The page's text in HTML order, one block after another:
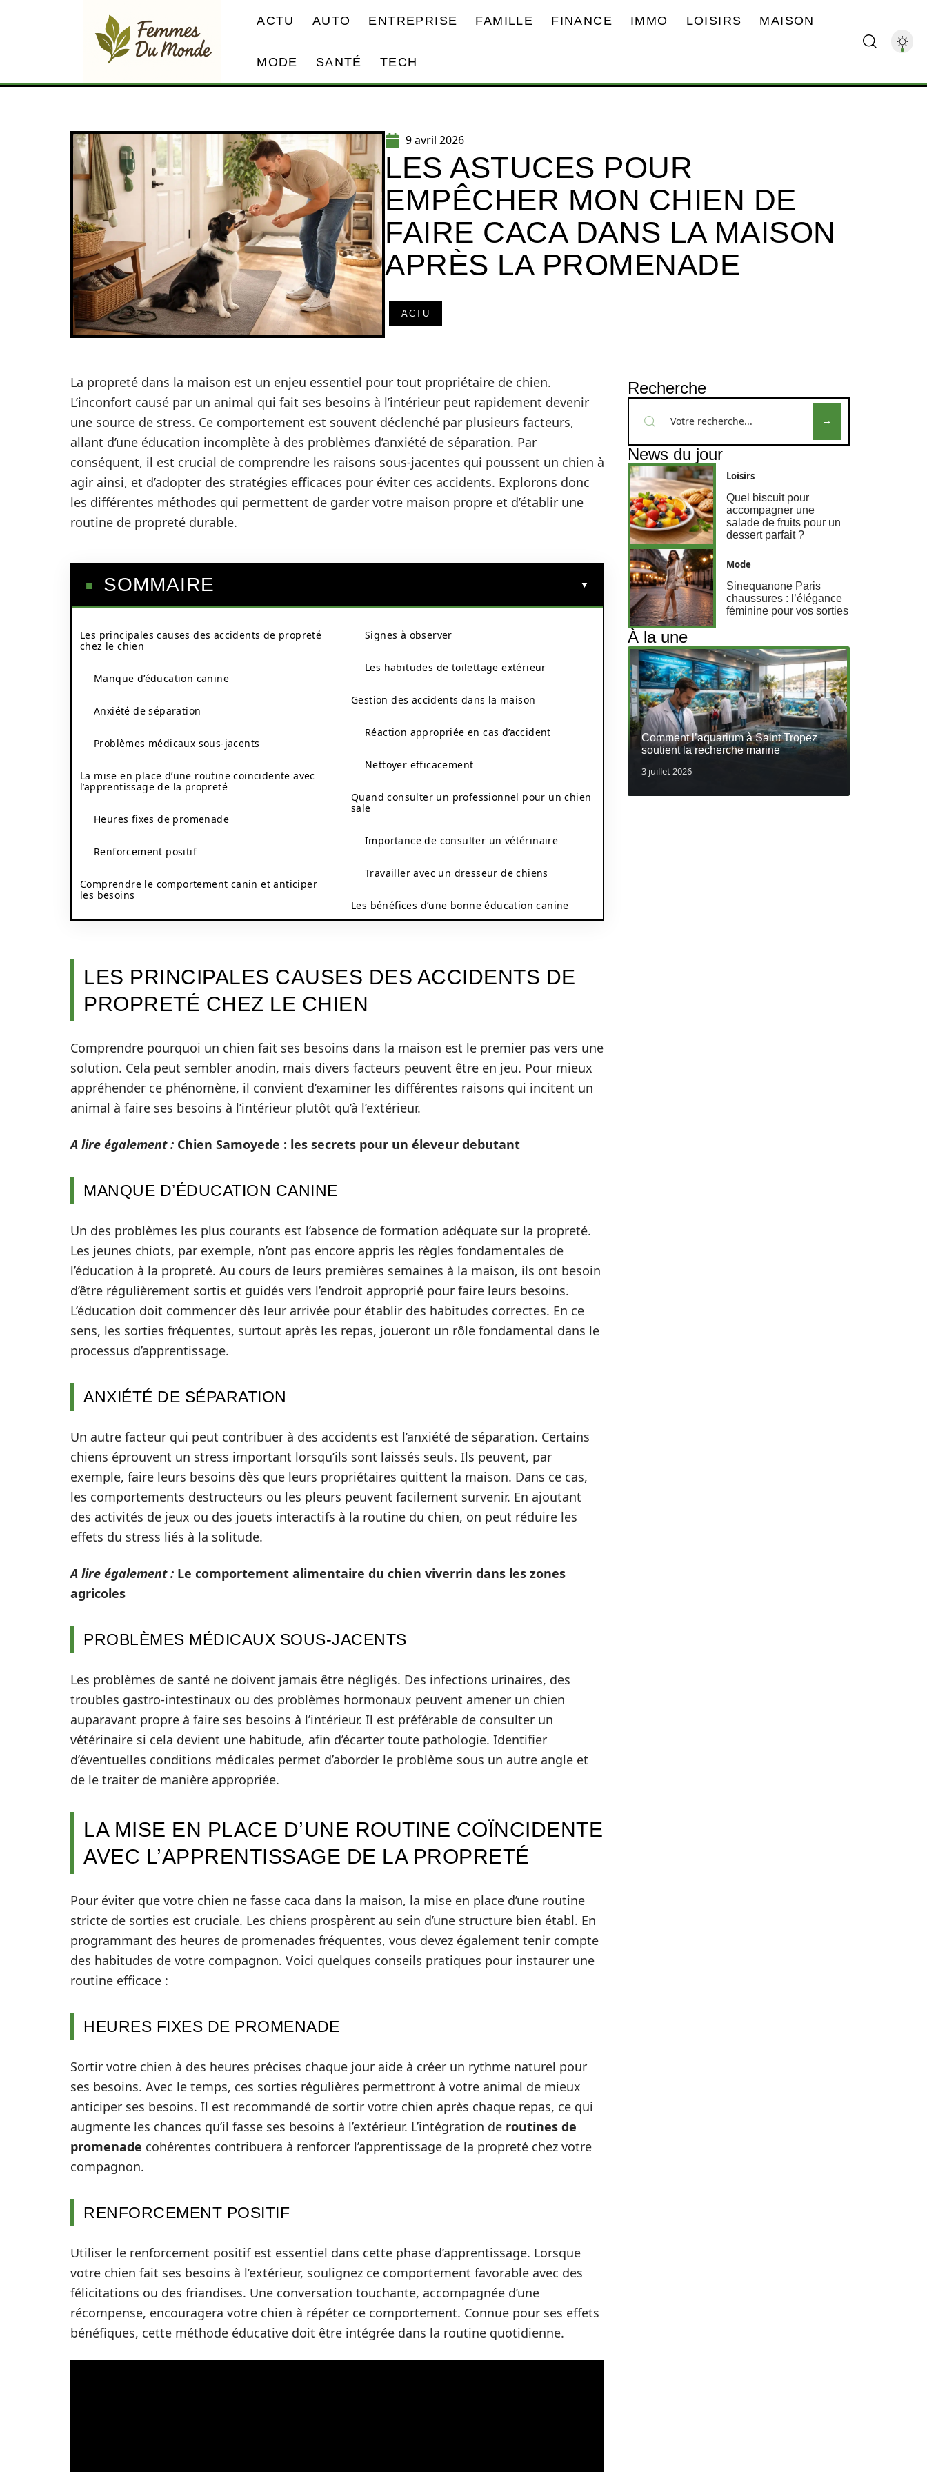
ACTU AUTO ENTREPRISE FAMILLE FINANCE IMMO LOISIRS MAISON
MODE SANTÉ TECH
9 avril 2026
LES ASTUCES POUR
EMPÊCHER MON CHIEN DE
FAIRE CACA DANS LA MAISON
APRÈS LA PROMENADE
ACTU
La propreté dans la maison est un enjeu essentiel pour tout propriétaire de chien.
L’inconfort causé par un animal qui fait ses besoins à l’intérieur peut rapidement devenir
une source de stress. Ce comportement est souvent déclenché par plusieurs facteurs,
allant d’une éducation incomplète à des problèmes d’anxiété de séparation. Par
conséquent, il est crucial de comprendre les raisons sous-jacentes qui poussent un chien à
agir ainsi, et d’adopter des stratégies efficaces pour éviter ces accidents. Explorons donc
les différentes méthodes qui permettent de garder votre maison propre et d’établir une
routine de propreté durable.
SOMMAIRE
Les principales causes des accidents de propreté
chez le chien
Manque d’éducation canine
Anxiété de séparation
Problèmes médicaux sous-jacents
La mise en place d’une routine coïncidente avec
l’apprentissage de la propreté
Heures fixes de promenade
Renforcement positif
Comprendre le comportement canin et anticiper
les besoins
Signes à observer
Les habitudes de toilettage extérieur
Gestion des accidents dans la maison
Réaction appropriée en cas d’accident
Nettoyer efficacement
Quand consulter un professionnel pour un chien
sale
Importance de consulter un vétérinaire
Travailler avec un dresseur de chiens
Les bénéfices d’une bonne éducation canine
LES PRINCIPALES CAUSES DES ACCIDENTS DE
PROPRETÉ CHEZ LE CHIEN
Comprendre pourquoi un chien fait ses besoins dans la maison est le premier pas vers une
solution. Cela peut sembler anodin, mais divers facteurs peuvent être en jeu. Pour mieux
appréhender ce phénomène, il convient d’examiner les différentes raisons qui incitent un
animal à faire ses besoins à l’intérieur plutôt qu’à l’extérieur.
A lire également : Chien Samoyede : les secrets pour un éleveur debutant
MANQUE D’ÉDUCATION CANINE
Un des problèmes les plus courants est l’absence de formation adéquate sur la propreté.
Les jeunes chiots, par exemple, n’ont pas encore appris les règles fondamentales de
l’éducation à la propreté. Au cours de leurs premières semaines à la maison, ils ont besoin
d’être régulièrement sortis et guidés vers l’endroit approprié pour faire leurs besoins.
L’éducation doit commencer dès leur arrivée pour établir des habitudes correctes. En ce
sens, les sorties fréquentes, surtout après les repas, joueront un rôle fondamental dans le
processus d’apprentissage.
ANXIÉTÉ DE SÉPARATION
Un autre facteur qui peut contribuer à des accidents est l’anxiété de séparation. Certains
chiens éprouvent un stress important lorsqu’ils sont laissés seuls. Ils peuvent, par
exemple, faire leurs besoins dès que leurs propriétaires quittent la maison. Dans ce cas,
les comportements destructeurs ou les pleurs peuvent facilement survenir. En ajoutant
des activités de jeux ou des jouets interactifs à la routine du chien, on peut réduire les
effets du stress liés à la solitude.
A lire également : Le comportement alimentaire du chien viverrin dans les zones
agricoles
PROBLÈMES MÉDICAUX SOUS-JACENTS
Les problèmes de santé ne doivent jamais être négligés. Des infections urinaires, des
troubles gastro-intestinaux ou des problèmes hormonaux peuvent amener un chien
auparavant propre à faire ses besoins à l’intérieur. Il est préférable de consulter un
vétérinaire si cela devient une habitude, afin d’écarter toute pathologie. Identifier
d’éventuelles conditions médicales permet d’aborder le problème sous un autre angle et
de le traiter de manière appropriée.
LA MISE EN PLACE D’UNE ROUTINE COÏNCIDENTE
AVEC L’APPRENTISSAGE DE LA PROPRETÉ
Pour éviter que votre chien ne fasse caca dans la maison, la mise en place d’une routine
stricte de sorties est cruciale. Les chiens prospèrent au sein d’une structure bien établ. En
programmant des heures de promenades fréquentes, vous devez également tenir compte
des habitudes de votre compagnon. Voici quelques conseils pratiques pour instaurer une
routine efficace :
HEURES FIXES DE PROMENADE
Sortir votre chien à des heures précises chaque jour aide à créer un rythme naturel pour
ses besoins. Avec le temps, ces sorties régulières permettront à votre animal de mieux
anticiper ses besoins. Il est recommandé de sortir votre chien après chaque repas, ce qui
augmente les chances qu’il fasse ses besoins à l’extérieur. L’intégration de routines de
promenade cohérentes contribuera à renforcer l’apprentissage de la propreté chez votre
compagnon.
RENFORCEMENT POSITIF
Utiliser le renforcement positif est essentiel dans cette phase d’apprentissage. Lorsque
votre chien fait ses besoins à l’extérieur, soulignez ce comportement favorable avec des
félicitations ou des friandises. Une conversation touchante, accompagnée d’une
récompense, encouragera votre chien à répéter ce comportement. Connue pour ses effets
bénéfiques, cette méthode éducative doit être intégrée dans la routine quotidienne.
Recherche
News du jour
Loisirs
Quel biscuit pour
accompagner une
salade de fruits pour un
dessert parfait ?
Mode
Sinequanone Paris
chaussures : l’élégance
féminine pour vos sorties
À la une
Comment l’aquarium à Saint Tropez
soutient la recherche marine
3 juillet 2026